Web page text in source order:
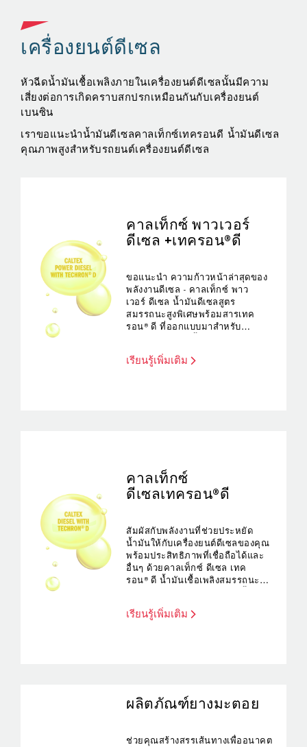
เครื่องยนต์ดีเซล
หัวฉีดน้ำมันเชื้อเพลิงภายในเครื่องยนต์ดีเซลนั้นมีความ
เสี่ยงต่อการเกิดคราบสกปรกเหมือนกันกับเครื่องยนต์
เบนซิน
เราขอแนะนำน้ำมันดีเซลคาลเท็กซ์เทครอนดี น้ำมันดีเซล
คุณภาพสูงสำหรับรถยนต์เครื่องยนต์ดีเซล
คาลเท็กซ์ พาวเวอร์
ดีเซล +เทครอน®ดี
ขอแนะนำ ความก้าวหน้าล่าสุดของ
พลังงานดีเซล - คาลเท็กซ์ พาว
เวอร์ ดีเซล น้ำมันดีเซลสูตร
สมรรถนะสูงพิเศษพร้อมสารเทค
รอน®ดี ที่ออกแบบมาสำหรับ
เรียนรู้เพิ่มเติม
คาลเท็กซ์
ดีเซลเทครอน®ดี
สัมผัสกับพลังงานที่ช่วยประหยัด
น้ำมันให้กับเครื่องยนต์ดีเซลของคุณ
พร้อมประสิทธิภาพที่เชื่อถือได้และ
อื่นๆ ด้วยคาลเท็กซ์ ดีเซล เทค
รอน®ดี น้ำมันเชื้อเพลิงสมรรถนะสูง
กัดกร่อนและลดปัญหาการเกิดฟอง
เรียนรู้เพิ่มเติม
ผลิตภัณฑ์ยางมะตอย
ช่วยคุณสร้างสรรเส้นทางเพื่ออนาคต